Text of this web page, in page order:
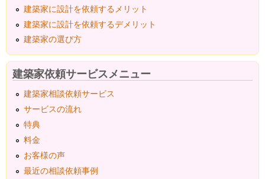
建築家に設計を依頼するメリット
建築家に設計を依頼するデメリット
建築家の選び方
建築家依頼サービスメニュー
建築家相談依頼サービス
サービスの流れ
特典
料金
お客様の声
最近の相談依頼事例